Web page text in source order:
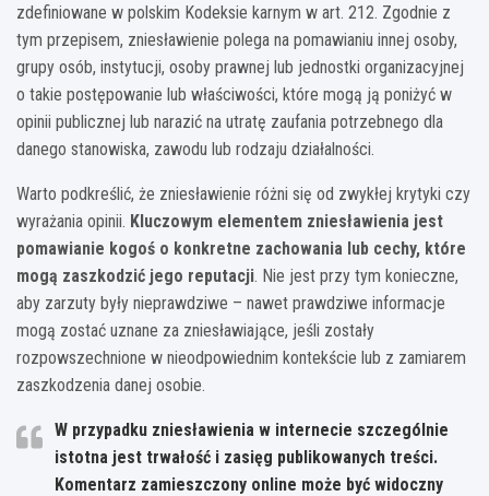
zdefiniowane w polskim Kodeksie karnym w art. 212. Zgodnie z
tym przepisem, zniesławienie polega na pomawianiu innej osoby,
grupy osób, instytucji, osoby prawnej lub jednostki organizacyjnej
o takie postępowanie lub właściwości, które mogą ją poniżyć w
opinii publicznej lub narazić na utratę zaufania potrzebnego dla
danego stanowiska, zawodu lub rodzaju działalności.
Warto podkreślić, że zniesławienie różni się od zwykłej krytyki czy
wyrażania opinii. Kluczowym elementem zniesławienia jest
pomawianie kogoś o konkretne zachowania lub cechy, które
mogą zaszkodzić jego reputacji. Nie jest przy tym konieczne,
aby zarzuty były nieprawdziwe – nawet prawdziwe informacje
mogą zostać uznane za zniesławiające, jeśli zostały
rozpowszechnione w nieodpowiednim kontekście lub z zamiarem
zaszkodzenia danej osobie.
W przypadku zniesławienia w internecie szczególnie
istotna jest trwałość i zasięg publikowanych treści.
Komentarz zamieszczony online może być widoczny